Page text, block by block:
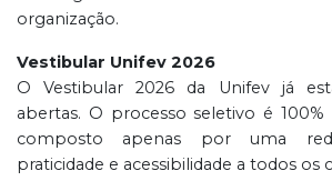
organização.
Vestibular Unifev 2026
O Vestibular 2026 da Unifev já
abertas. O processo seletivo é
composto apenas por uma
praticidade e acessibilidade a todos os